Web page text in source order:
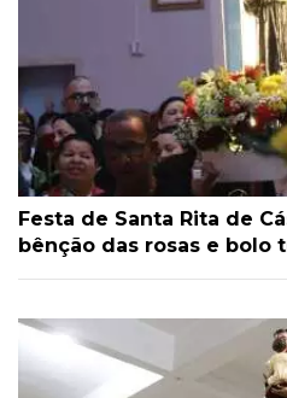
Festa de Santa Rita de
bênção das rosas e bolo